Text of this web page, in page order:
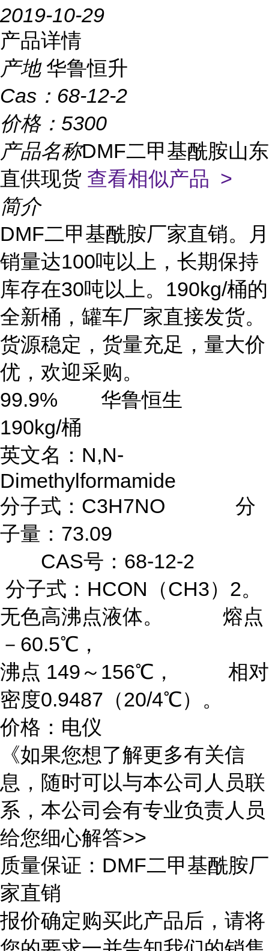
2019-10-29
产品详情
产地 华鲁恒升
Cas： 68-12-2
价格： 5300
产品名称DMF二甲基酰胺山东
直供现货 查看相似产品 >
简介
DMF二甲基酰胺厂家直销。月
销量达100吨以上，长期保持
库存在30吨以上。190kg/桶的
全新桶，罐车厂家直接发货。
货源稳定，货量充足，量大价
优，欢迎采购。
99.9% 华鲁恒生
190kg/桶
英文名：N,N-
Dimethylformamide
分子式：C3H7NO 分
子量：73.09
CAS号：68-12-2
分子式：HCON（CH3）2。
无色高沸点液体。 熔点
－60.5℃，
沸点 149～156℃， 相对
密度0.9487（20/4℃）。
价格：电仪
《如果您想了解更多有关信
息，随时可以与本公司人员联
系，本公司会有专业负责人员
给您细心解答>>
质量保证：DMF二甲基酰胺厂
家直销
报价确定购买此产品后，请将